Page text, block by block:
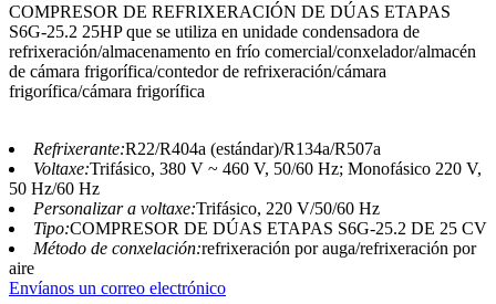
COMPRESOR DE REFRIXERACIÓN DE DÚAS ETAPAS
S6G-25.2 25HP que se utiliza en unidade condensadora de
refrixeración/almacenamento en frío comercial/conxelador/almacén
de cámara frigorífica/contedor de refrixeración/cámara
frigorífica/cámara frigorífica
Refrixerante:R22/R404a (estándar)/R134a/R507a
Voltaxe:Trifásico, 380 V ~ 460 V, 50/60 Hz; Monofásico 220 V,
50 Hz/60 Hz
Personalizar a voltaxe:Trifásico, 220 V/50/60 Hz
Tipo:COMPRESOR DE DÚAS ETAPAS S6G-25.2 DE 25 CV
Método de conxelación:refrixeración por auga/refrixeración por
aire
Envíanos un correo electrónico